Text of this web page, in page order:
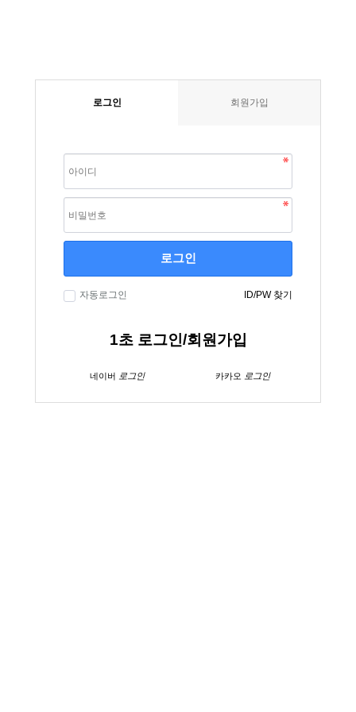
로그인 회원가입
로그인
자동로그인 ID/PW 찾기
1초 로그인/회원가입
네이버 로그인 카카오 로그인